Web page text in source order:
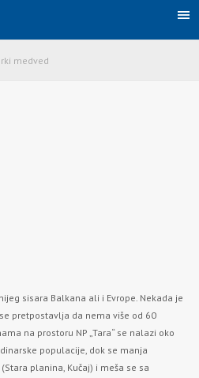
medved
sisara Balkana ali i Evrope. Nekada je
pretpostavlja da nema više od 60
na prostoru NP „Tara“ se nalazi oko
populacije, dok se manja
planina, Kučaj) i meša se sa